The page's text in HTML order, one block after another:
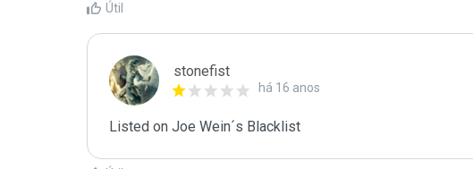
Útil
stonefist
há 16 anos
Listed on Joe Wein´s Blacklist